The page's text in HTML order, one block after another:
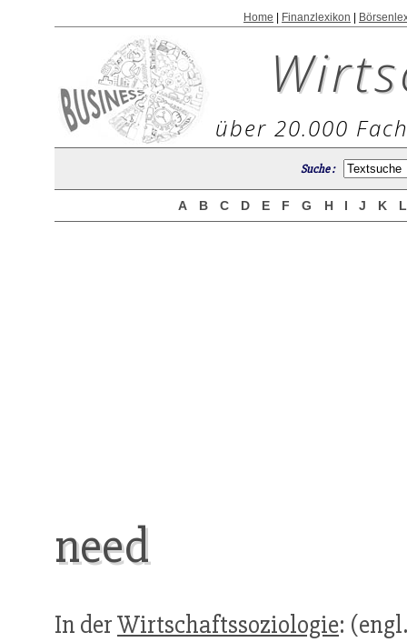
Home Finanzlexikon
über 20.000
Suche :
A B C D E F G H I J K
need
In derWirtschaftssoziologie: